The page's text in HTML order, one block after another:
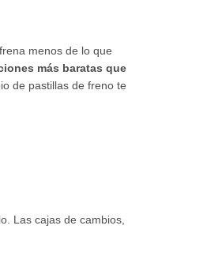
menos de lo que
más baratas que
de pastillas de freno te
Las cajas de cambios,